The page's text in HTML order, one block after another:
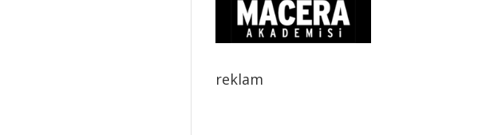
reklam